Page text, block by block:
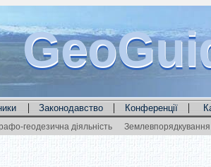
| Законодавство | Конференції |
геодезична діяльність